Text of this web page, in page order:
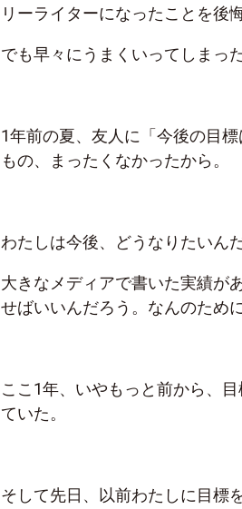
リーライターになったことを後
でも早々にうまくいってしまっ
1年前の夏、友人に「今後の目
もの、まったくなかったから。
わたしは今後、どうなりたいんだ
大きなメディアで書いた実績が
せばいいんだろう。なんのため
ここ1年、いやもっと前から、
ていた。
そして先日、以前わたしに目標